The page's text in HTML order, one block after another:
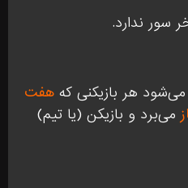
سور ندارد.
هر بازیکنی که هفت
می‌برد و بازیکن (یا تیم)